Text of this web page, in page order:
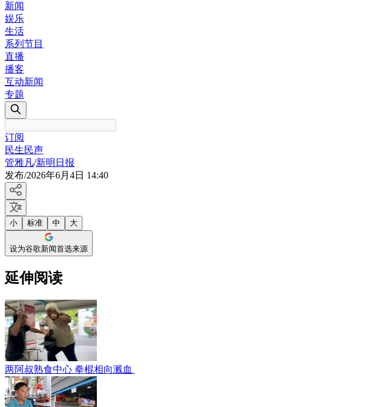
新闻
娱乐
生活
系列节目
直播
播客
互动新闻
专题
订阅
民生民声
管雅凡/新明日报
发布/2026年6月4日 14:40
小 标准 中 大
设为谷歌新闻首选来源
延伸阅读
两阿叔熟食中心 拳棍相向溅血